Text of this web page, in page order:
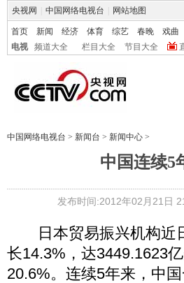
央视网 中国网络电视台 网站地图
首页 新闻 经济 体育 综艺 春晚 戏曲
电视
频道大全 栏目大全 节目大全
中国网络电视台 > 新闻台 > 新闻中心 >
中国连续5
发布时间:2012年02月21日
日本贸易振兴机构近
长14.3%，达3449.1623
20.6%。连续5年来，中